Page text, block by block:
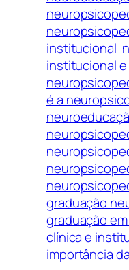
institucional
institucional e
é a
graduação
graduação
clínica e
importância